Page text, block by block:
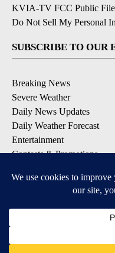
KVIA-TV FCC Public File
Do Not Sell My Personal
SUBSCRIBE TO OUR
Breaking News
Severe Weather
Daily News Updates
Daily Weather Forecast
Entertainment
Contests & Promotions
DOWNLOAD OUR
Available